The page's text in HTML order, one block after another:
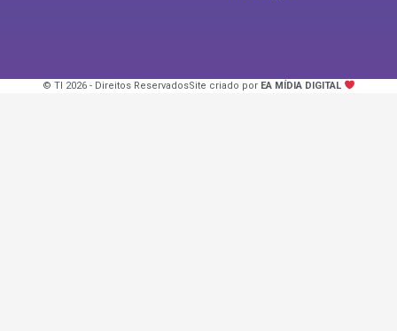
© TI 2026 - Direitos ReservadosSite criado por EA MÍDIA DIGITAL